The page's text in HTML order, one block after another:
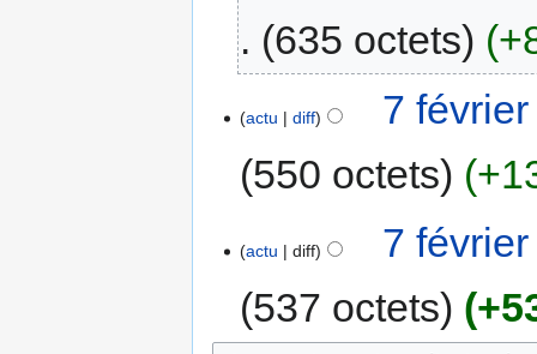
635 octets
actu diff
7
550 octets
actu diff
7
537 octets